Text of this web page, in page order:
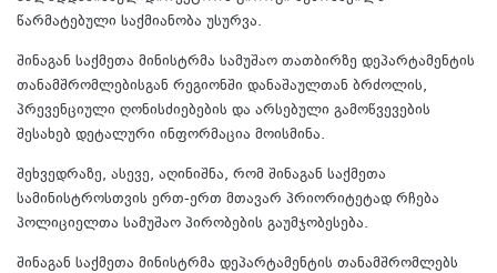
წარმატებული საქმიანობა უსურვა.
შინაგან საქმეთა მინისტრმა სამუშაო თათბირზე დეპარტამენტის
თანამშრომლებისგან რეგიონში დანაშაულთან ბრძოლის,
პრევენციული ღონისძიებების და არსებული გამოწვევების
შესახებ დეტალური ინფორმაცია მოისმინა.
შეხვედრაზე, ასევე, აღინიშნა, რომ შინაგან საქმეთა
სამინისტროსთვის ერთ-ერთ მთავარ პრიორიტეტად რჩება
პოლიციელთა სამუშაო პირობების გაუმჯობესება.
შინაგან საქმეთა მინისტრმა დეპარტამენტის თანამშრომლებს